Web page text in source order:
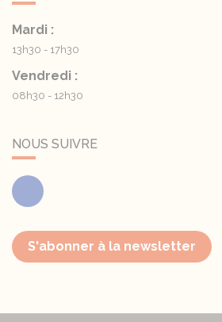
Mardi :
13h30 - 17h30
Vendredi :
08h30 - 12h30
NOUS SUIVRE
Facebook
S'abonner à la newsletter